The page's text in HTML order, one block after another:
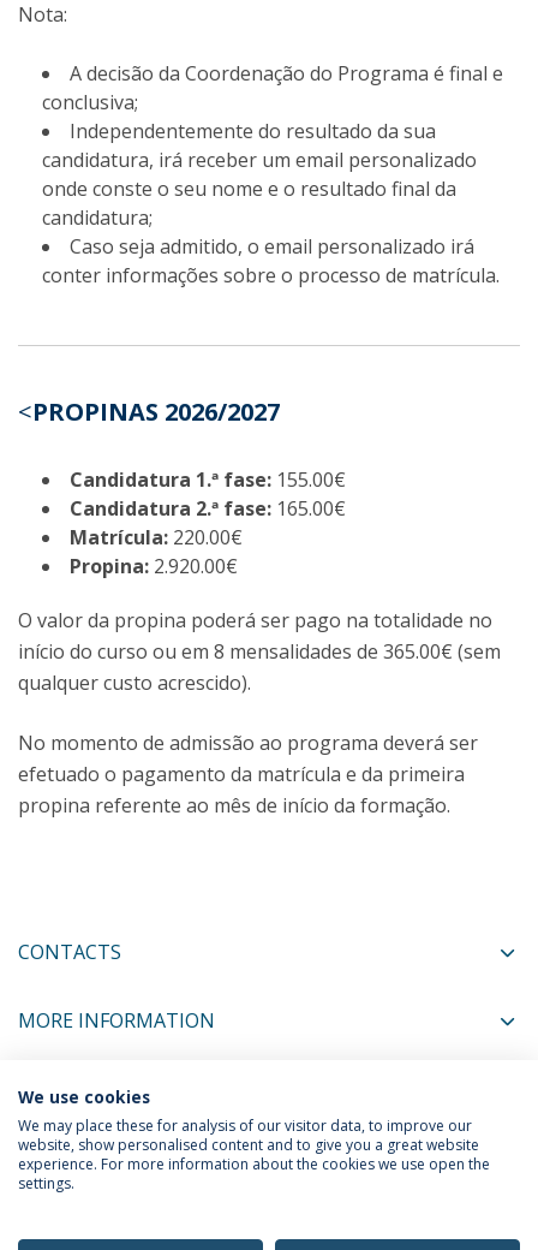
Nota:
A decisão da Coordenação do Programa é final e
conclusiva;
Independentemente do resultado da sua
candidatura, irá receber um email personalizado
onde conste o seu nome e o resultado final da
candidatura;
Caso seja admitido, o email personalizado irá
conter informações sobre o processo de matrícula.
<PROPINAS 2026/2027
Candidatura 1.ª fase: 155.00€
Candidatura 2.ª fase: 165.00€
Matrícula: 220.00€
Propina: 2.920.00€
O valor da propina poderá ser pago na totalidade no
início do curso ou em 8 mensalidades de 365.00€ (sem
qualquer custo acrescido).
No momento de admissão ao programa deverá ser
efetuado o pagamento da matrícula e da primeira
propina referente ao mês de início da formação.
CONTACTS
MORE INFORMATION
COORDINATORS
Privacy Policy
We use cookies
We may place these for analysis of our visitor data, to improve our
website, show personalised content and to give you a great website
experience. For more information about the cookies we use open the
settings.